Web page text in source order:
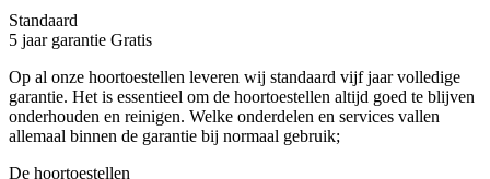
Standaard
5 jaar garantie Gratis
Op al onze hoortoestellen leveren wij standaard vijf jaar volledige
garantie. Het is essentieel om de hoortoestellen altijd goed te blijven
onderhouden en reinigen. Welke onderdelen en services vallen
allemaal binnen de garantie bij normaal gebruik;
De hoortoestellen